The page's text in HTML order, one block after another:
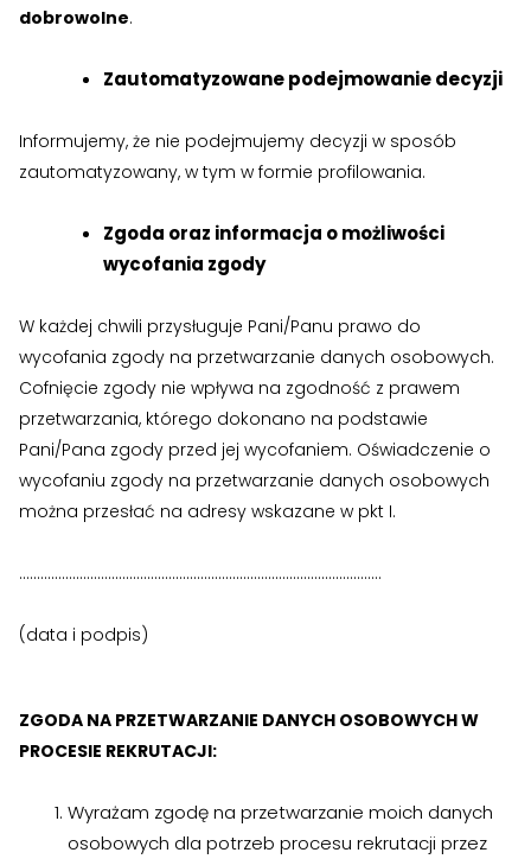
dobrowolne.
Zautomatyzowane podejmowanie decyzji
Informujemy, że nie podejmujemy decyzji w sposób
zautomatyzowany, w tym w formie profilowania.
Zgoda oraz informacja o możliwości
wycofania zgody
W każdej chwili przysługuje Pani/Panu prawo do
wycofania zgody na przetwarzanie danych osobowych.
Cofnięcie zgody nie wpływa na zgodność z prawem
przetwarzania, którego dokonano na podstawie
Pani/Pana zgody przed jej wycofaniem. Oświadczenie o
wycofaniu zgody na przetwarzanie danych osobowych
można przesłać na adresy wskazane w pkt I.
…………………………………………………………………………………………
(data i podpis)
ZGODA NA PRZETWARZANIE DANYCH OSOBOWYCH W
PROCESIE REKRUTACJI:
Wyrażam zgodę na przetwarzanie moich danych
osobowych dla potrzeb procesu rekrutacji przez